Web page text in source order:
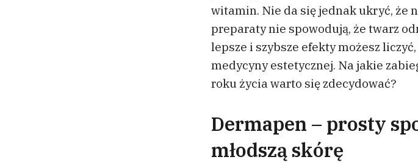
witamin. Nie da się jednak ukryć, że
preparaty nie spowodują, że twarz
lepsze i szybsze efekty możesz
medycyny estetycznej. Na jakie
roku życia warto się zdecydować?
Dermapen – prosty
młodszą skórę